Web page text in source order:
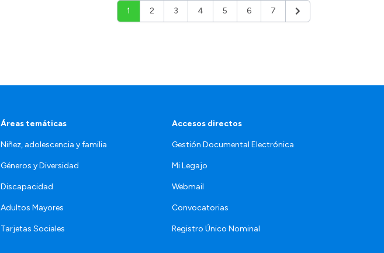
1 2 3 4 5 6 7 Siguiente
Áreas temáticas
Niñez, adolescencia y familia
Géneros y Diversidad
Discapacidad
Adultos Mayores
Tarjetas Sociales
Accesos directos
Gestión Documental Electrónica
Mi Legajo
Webmail
Convocatorias
Registro Único Nominal